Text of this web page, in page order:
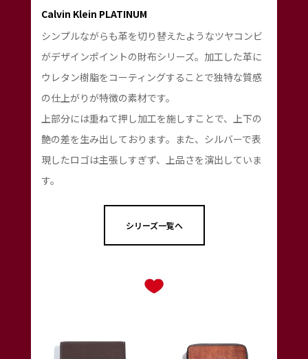
Calvin Klein PLATINUM
シンプルながらも革を切り替えたようなツヤコンビ
がデザインポイントの財布シリーズ。加工した革に
ウレタン樹脂をコーティングすることで独特な質感
の仕上がりが特徴の素材です。
上部分には重ねて押し加工を施しすことで、上下の
艶の差を生み出しております。また、シルバーで表
現したロゴは主張しすぎず、上品さを演出していま
す。
シリーズ一覧へ